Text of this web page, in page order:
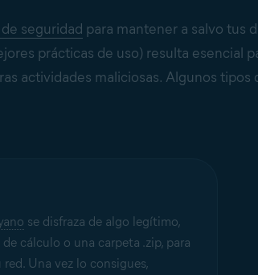
seguridad para mantener a salvo tus
prácticas de uso) resulta esencial
actividades maliciosas. Algunos tipos
se disfraza de algo legítimo,
cálculo o una carpeta .zip, para
Una vez lo consigues,